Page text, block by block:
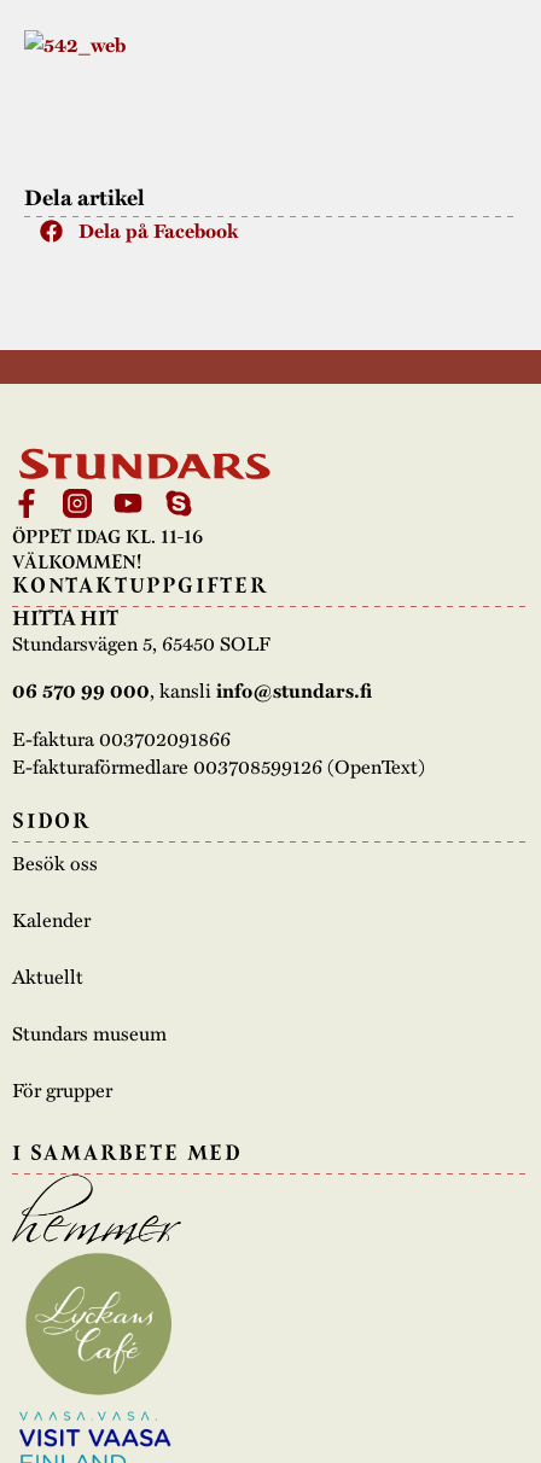
Dela artikel
Dela på Facebook
ÖPPET IDAG KL. 11-16
VÄLKOMMEN!
KONTAKTUPPGIFTER
HITTA HIT
Stundarsvägen 5, 65450 SOLF
06 570 99 000, kansliinfo@stundars.fi
E-faktura 003702091866
E-fakturaförmedlare 003708599126 (OpenText)
SIDOR
Besök oss
Kalender
Aktuellt
Stundars museum
För grupper
I SAMARBETE MED